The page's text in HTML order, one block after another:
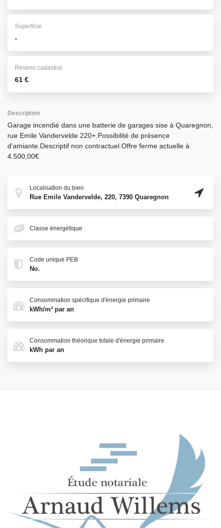
Superficie
-
Revenu cadastral
61 €
Description
Garage incendié dans une batterie de garages sise à Quaregnon,
rue Emile Vandervelde 220+.Possibilité de présence
d'amiante.Descriptif non contractuel.Offre ferme actuelle à
4.500,00€.
Localisation du bien
Rue Emile Vandervelde, 220, 7390 Quaregnon
Classe énergétique
Code unique PEB
No.
Consommation spécifique d'énergie primaire
kWh/m² par an
Consommation théorique totale d'énergie primaire
kWh par an